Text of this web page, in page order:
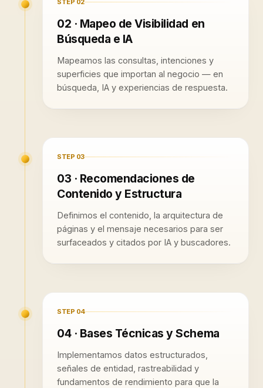
STEP 02
02 · Mapeo de Visibilidad en
Búsqueda e IA
Mapeamos las consultas, intenciones y
superficies que importan al negocio — en
búsqueda, IA y experiencias de respuesta.
STEP 03
03 · Recomendaciones de
Contenido y Estructura
Definimos el contenido, la arquitectura de
páginas y el mensaje necesarios para ser
surfaceados y citados por IA y buscadores.
STEP 04
04 · Bases Técnicas y Schema
Implementamos datos estructurados,
señales de entidad, rastreabilidad y
fundamentos de rendimiento para que la